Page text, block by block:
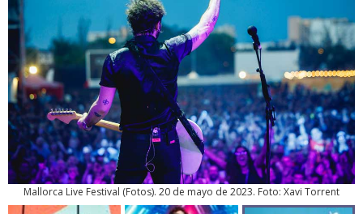
Mallorca Live Festival (Fotos). 20 de mayo de 2023. Foto: Xavi Torrent